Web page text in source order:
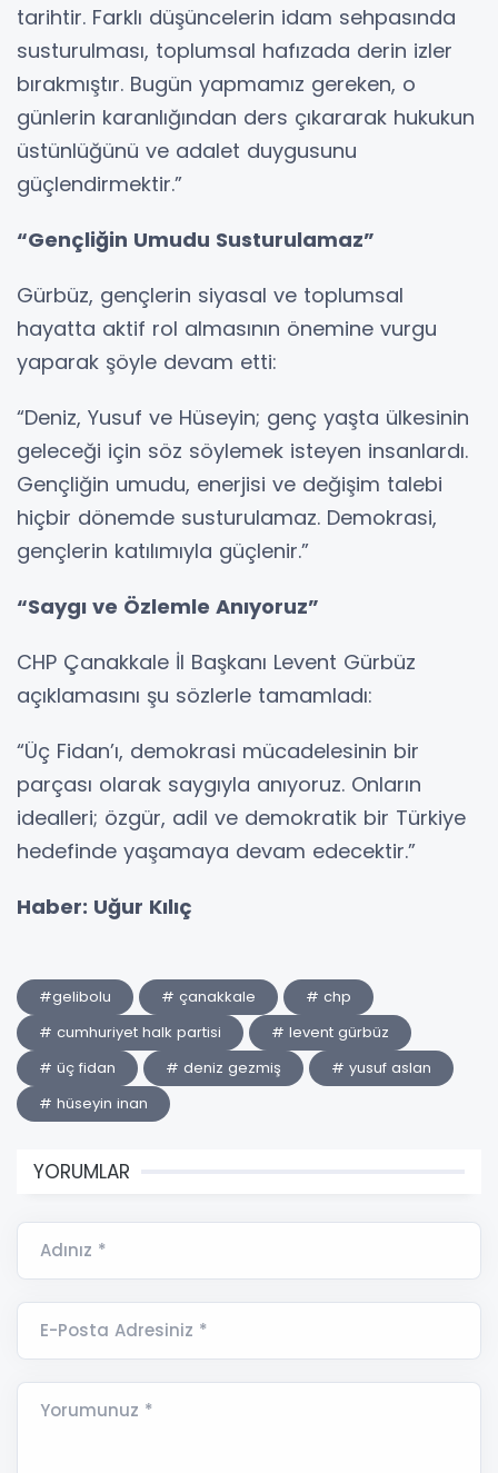
tarihtir. Farklı düşüncelerin idam sehpasında
susturulması, toplumsal hafızada derin izler
bırakmıştır. Bugün yapmamız gereken, o
günlerin karanlığından ders çıkararak hukukun
üstünlüğünü ve adalet duygusunu
güçlendirmektir.”
“Gençliğin Umudu Susturulamaz”
Gürbüz, gençlerin siyasal ve toplumsal
hayatta aktif rol almasının önemine vurgu
yaparak şöyle devam etti:
“Deniz, Yusuf ve Hüseyin; genç yaşta ülkesinin
geleceği için söz söylemek isteyen insanlardı.
Gençliğin umudu, enerjisi ve değişim talebi
hiçbir dönemde susturulamaz. Demokrasi,
gençlerin katılımıyla güçlenir.”
“Saygı ve Özlemle Anıyoruz”
CHP Çanakkale İl Başkanı Levent Gürbüz
açıklamasını şu sözlerle tamamladı:
“Üç Fidan’ı, demokrasi mücadelesinin bir
parçası olarak saygıyla anıyoruz. Onların
idealleri; özgür, adil ve demokratik bir Türkiye
hedefinde yaşamaya devam edecektir.”
Haber: Uğur Kılıç
#gelibolu # çanakkale
# chp
# cumhuriyet halk partisi
# levent gürbüz
# üç fidan
# deniz gezmiş
# yusuf aslan
# hüseyin inan
YORUMLAR
Adınız *
E-Posta Adresiniz *
Yorumunuz *